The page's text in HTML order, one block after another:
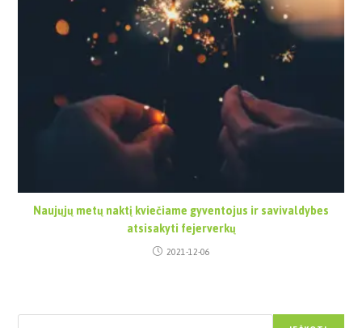
Naujųjų metų naktį kviečiame gyventojus ir savivaldybes
atsisakyti fejerverkų
2021-12-06